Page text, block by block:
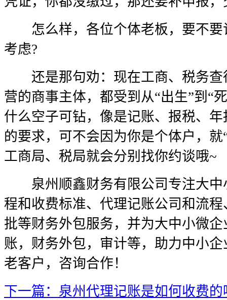
怎么样，各位个体老板，要不要
考虑?
还是那句劝：现在工商、税务查
营的商事主体，都受到从“出生”到“
什么空子可钻，像是记账、报税、
的要求，可不会因为你是个体户，
工商局、税局就会分别找你约谈哦~
泉州顺鑫财务有限公司专注大中
程和收费标准、代理记账公司和流
批等财务外包服务，并为大中小微
账，财务外包，审计等，助力中小
老客户，咨询合作！
下一篇：泉州代理记账是如何收费的